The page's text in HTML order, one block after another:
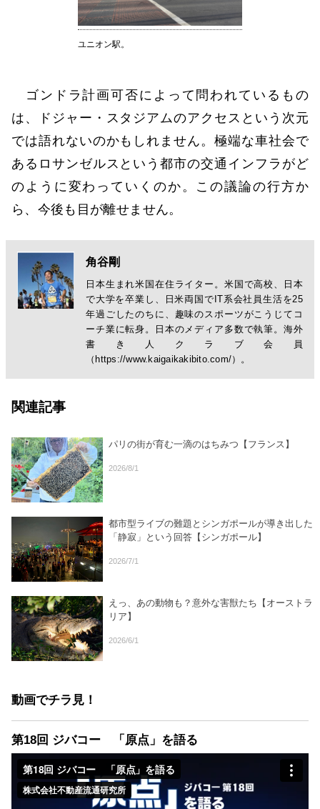
ユニオン駅。
ゴンドラ計画可否によって問われているもの
は、ドジャー・スタジアムのアクセスという次元
では語れないのかもしれません。極端な車社会で
あるロサンゼルスという都市の交通インフラがど
のように変わっていくのか。この議論の行方か
ら、今後も目が離せません。
角谷剛
日本生まれ米国在住ライター。米国で高校、日本
で大学を卒業し、日米両国でIT系会社員生活を25
年過ごしたのちに、趣味のスポーツがこうじてコ
ーチ業に転身。日本のメディア多数で執筆。海外
書き人クラブ会員
（https://www.kaigaikakibito.com/）。
関連記事
パリの街が育む一滴のはちみつ【フランス】
2026/8/1
都市型ライブの難題とシンガポールが導き出した
「静寂」という回答【シンガポール】
2026/7/1
えっ、あの動物も？意外な害獣たち【オーストラ
リア】
2026/6/1
動画でチラ見！
第18回 ジバコー 「原点」を語る